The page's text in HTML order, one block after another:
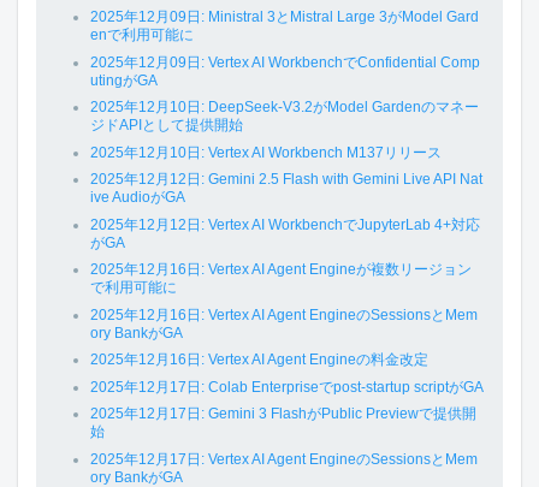
2025年12月09日: Ministral 3とMistral Large 3がModel Gard
enで利用可能に
2025年12月09日: Vertex AI WorkbenchでConfidential Comp
utingがGA
2025年12月10日: DeepSeek-V3.2がModel Gardenのマネー
ジドAPIとして提供開始
2025年12月10日: Vertex AI Workbench M137リリース
2025年12月12日: Gemini 2.5 Flash with Gemini Live API Nat
ive AudioがGA
2025年12月12日: Vertex AI WorkbenchでJupyterLab 4+対応
がGA
2025年12月16日: Vertex AI Agent Engineが複数リージョン
で利用可能に
2025年12月16日: Vertex AI Agent EngineのSessionsとMem
ory BankがGA
2025年12月16日: Vertex AI Agent Engineの料金改定
2025年12月17日: Colab Enterpriseでpost-startup scriptがGA
2025年12月17日: Gemini 3 FlashがPublic Previewで提供開
始
2025年12月17日: Vertex AI Agent EngineのSessionsとMem
ory BankがGA